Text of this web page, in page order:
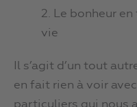
2. Le bonheur
vie
Il s’agit d’un tout
en fait rien à voir
particuliers qui nous